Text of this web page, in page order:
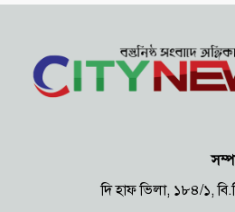
দমন-পীড়ন
৫ই আগস্ট
থেকে
দি হাফ ভিলা, ১৮৪/১,